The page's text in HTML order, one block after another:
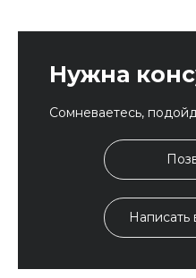
Нужна
Сомневаетесь,
Написать